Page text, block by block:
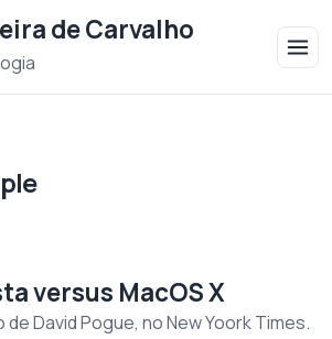
de Carvalho
versus MacOS X
David Pogue, no New Yoork Times.